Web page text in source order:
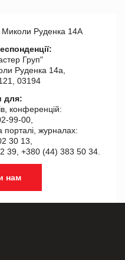
Миколи Руденка 14А
Груп"
Руденка 14а,
03194
для:
конференцій:
99-00,
журналах:
30 13,
39, +380 (44) 383 50 34.
нам